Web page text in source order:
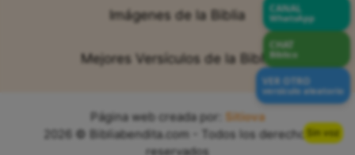
Sin voz
Imágenes de la Biblia
Mejores Versículos de la Biblia
Página web creada por:
Sitiova
2026 © Bibliabendita.com - Todos los derechos
reservados
CANAL
WhatsApp
CHAT
Bíblico
VER OTRO
versículo aleatorio